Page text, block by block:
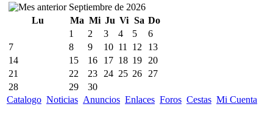
Septiembre de 2026
Lu
Ma Mi Ju Vi Sa Do
1
2 3 4 5
6
7
8 9 10 11 12
13
14
15 16 17 18 19
20
21
22 23 24 25 26
27
28
29
30
Catalogo Noticias Anuncios Enlaces Foros Cestas Mi Cuenta